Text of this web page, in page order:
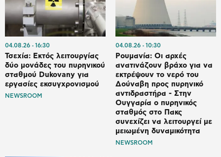
04.08.26 16:30
Τσεχία: Εκτός λειτουργίας
δύο μονάδες του πυρηνικού
σταθμού Dukovany για
εργασίες εκσυγχρονισμού
NEWSROOM
04.08.26 10:30
Ρουμανία: Οι αρχές
ανατινάζουν βράχο για να
εκτρέψουν το νερό του
Δούναβη προς πυρηνικό
αντιδραστήρα - Στην
Ουγγαρία ο πυρηνικός
σταθμός στο Πακς
συνεχίζει να λειτουργεί με
μειωμένη δυναμικότητα
NEWSROOM